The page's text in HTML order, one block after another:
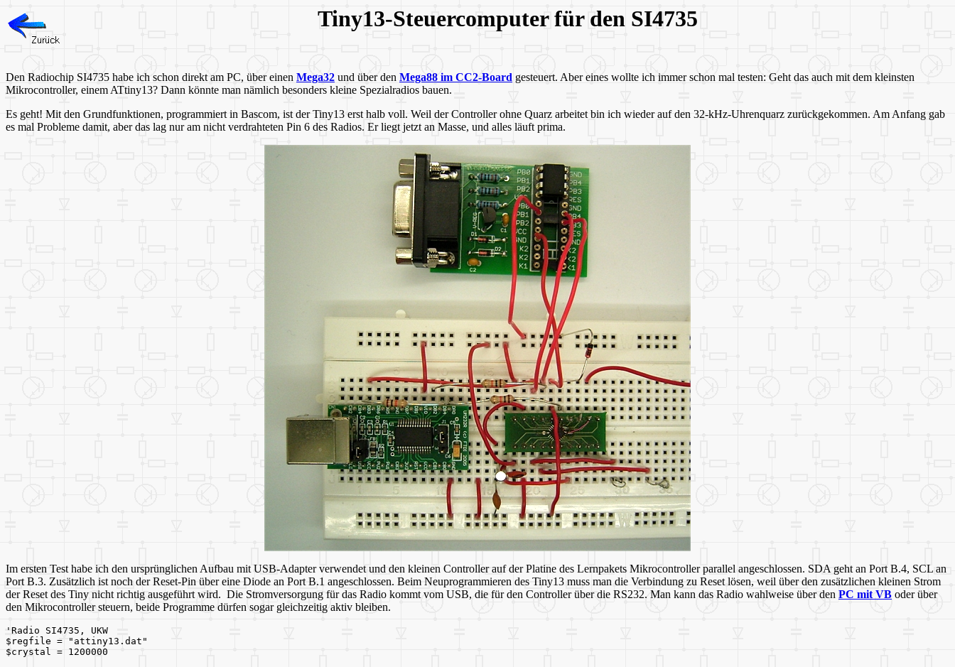
Tiny13-Steuercomputer für den SI4735
Den Radiochip SI4735 habe ich schon direkt am PC, über einen Mega32 und über den Mega88 im CC2-Board gesteuert. Aber eines wollte ich immer schon mal testen: Geht das auch mit dem kleinsten
Mikrocontroller, einem ATtiny13? Dann könnte man nämlich besonders kleine Spezialradios bauen.
Es geht! Mit den Grundfunktionen, programmiert in Bascom, ist der Tiny13 erst halb voll. Weil der Controller ohne Quarz arbeitet bin ich wieder auf den 32-kHz-Uhrenquarz zurückgekommen. Am Anfang gab
es mal Probleme damit, aber das lag nur am nicht verdrahteten Pin 6 des Radios. Er liegt jetzt an Masse, und alles läuft prima.
Im ersten Test habe ich den ursprünglichen Aufbau mit USB-Adapter verwendet und den kleinen Controller auf der Platine des Lernpakets Mikrocontroller parallel angeschlossen. SDA geht an Port B.4, SCL an
Port B.3. Zusätzlich ist noch der Reset-Pin über eine Diode an Port B.1 angeschlossen. Beim Neuprogrammieren des Tiny13 muss man die Verbindung zu Reset lösen, weil über den zusätzlichen kleinen Strom
der Reset des Tiny nicht richtig ausgeführt wird. Die Stromversorgung für das Radio kommt vom USB, die für den Controller über die RS232. Man kann das Radio wahlweise über den PC mit VB oder über
den Mikrocontroller steuern, beide Programme dürfen sogar gleichzeitig aktiv bleiben.
'Radio SI4735, UKW
$regfile = "attiny13.dat"
$crystal = 1200000